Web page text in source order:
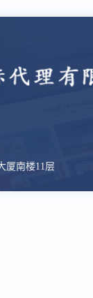
厦南楼11层